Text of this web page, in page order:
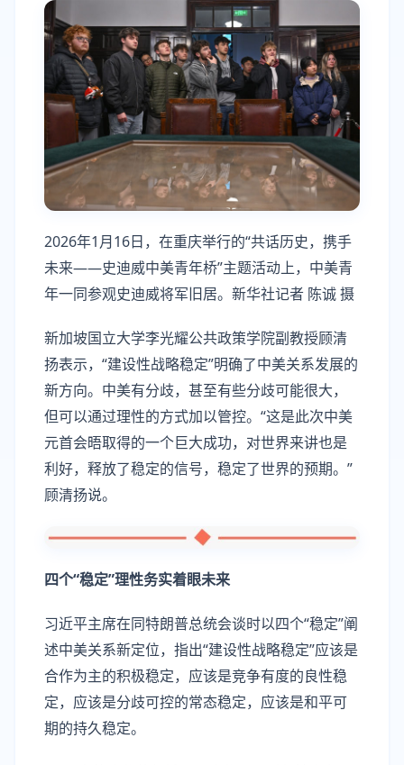
2026年1月16日，在重庆举行的“共话历史，携手
未来——史迪威中美青年桥”主题活动上，中美青
年一同参观史迪威将军旧居。新华社记者 陈诚 摄
新加坡国立大学李光耀公共政策学院副教授顾清
扬表示，“建设性战略稳定”明确了中美关系发展的
新方向。中美有分歧，甚至有些分歧可能很大，
但可以通过理性的方式加以管控。“这是此次中美
元首会晤取得的一个巨大成功，对世界来讲也是
利好，释放了稳定的信号，稳定了世界的预期。”
顾清扬说。
四个“稳定”理性务实着眼未来
习近平主席在同特朗普总统会谈时以四个“稳定”阐
述中美关系新定位，指出“建设性战略稳定”应该是
合作为主的积极稳定，应该是竞争有度的良性稳
定，应该是分歧可控的常态稳定，应该是和平可
期的持久稳定。